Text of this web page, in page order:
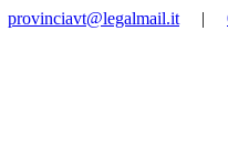
provinciavt@legalmail.it |